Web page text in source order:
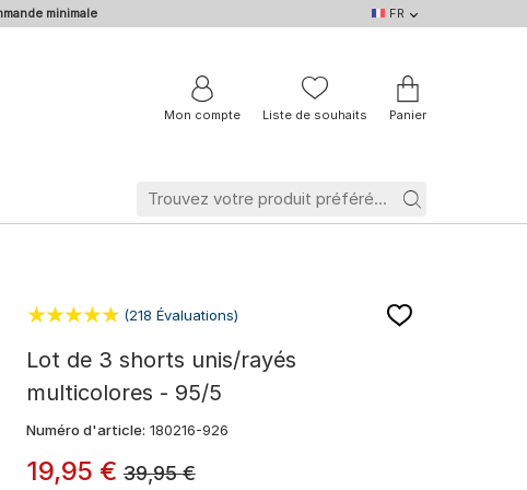
minimale
FR
DE
NL
BE
FR
Mon compte Liste de souhaits Panier
(218 Évaluations)
Lot de 3 shorts unis/rayés
multicolores - 95/5
Numéro d'article: 180216-926
19,95 €39,95€